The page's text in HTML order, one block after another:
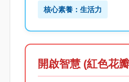
核心素養：生活力
開啟智慧 (紅色花